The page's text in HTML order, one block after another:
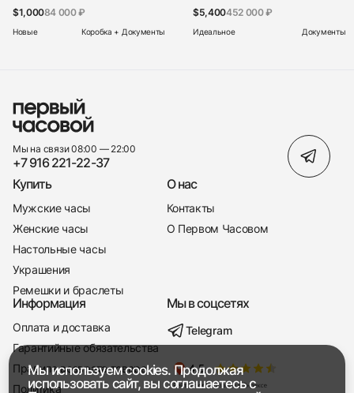
+7 916 221-22-37
Мы насвязи 08:00 — 19:00
$1,00084 000 ₽
Новые Коробка + Документы
$5,400452 000 ₽
Идеальное Документы
Мы на связи 08:00 — 22:00
+7 916 221-22-37
Купить
Мужские часы
Женские часы
Настольные часы
Украшения
Ремешки и браслеты
О нас
Контакты
О Первом Часовом
Информация
Оплата и доставка
Гарантийные обязательства
Правила возврата товара
Политика
Мы в соцсетях
Telegram
Мы используем cookies. Продолжая
использовать сайт, вы соглашаетесь с